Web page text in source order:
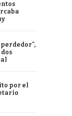
por el